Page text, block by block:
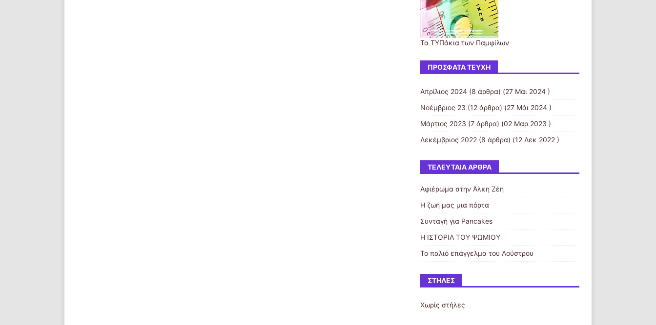
Τα ΤΥΠάκια των Παμφίλων
ΠΡΌΣΦΑΤΑ ΤΕΎΧΗ
Απρίλιος 2024(8 άρθρα) (27 Μάι 2024 )
Νοέμβριος 23 (12 άρθρα) (27 Μάι 2024 )
Μάρτιος 2023 (7 άρθρα) (02 Μαρ 2023 )
Δεκέμβριος 2022(8 άρθρα) (12 Δεκ 2022 )
ΤΕΛΕΥΤΑΊΑ ΆΡΘΡΑ
Αφιέρωμα στην Άλκη Ζέη
H ζωή μας μια πόρτα
Συνταγή για Pancakes
Η ΙΣΤΟΡΙΑ ΤΟΥ ΨΩΜΙΟΥ
Το παλιό επάγγελμα του Λούστρου
ΣΤΉΛΕΣ
Χωρίς στήλες